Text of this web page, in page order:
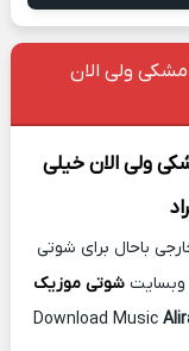
ولی الان
ولی الان خیلی
باحال برای شوتی
وبسایتشوتی موزیک
Download Music